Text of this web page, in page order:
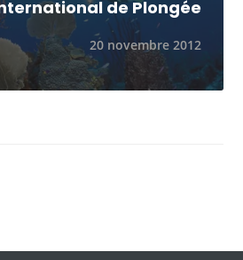
de Plongée
20 novembre 2012